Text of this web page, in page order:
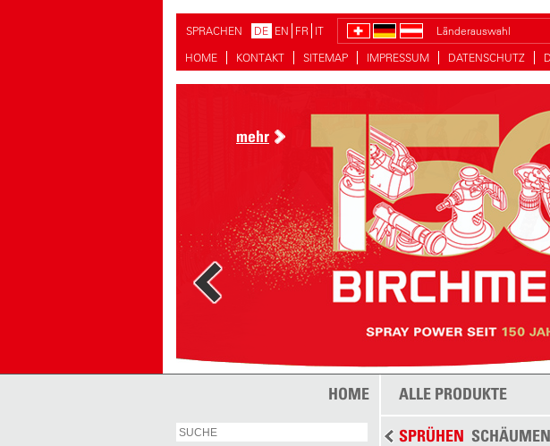
SPRACHEN DE EN FR IT
Länderauswahl
HOME
KONTAKT SITEMAP IMPRESSUM DATENSCHUTZ
mehr
mehr
HOME ALLE PRODUKTE
SPRÜHEN SCHÄUMEN